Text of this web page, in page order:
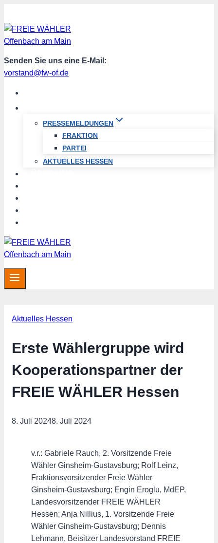
Inhalt
springen
Senden Sie uns eine E-Mail:
vorstand@fw-of.de
PRESSEMELDUNGEN
FRAKTION
PARTEI
AKTUELLES HESSEN
Aktuelles Hessen
Erste Wählergruppe wird
Kooperationspartner der
FREIE WÄHLER Hessen
8. Juli 20248. Juli 2024
v.r.: Gabriele Rauch, 2. Vorsitzende Freie
Wähler Ginsheim-Gustavsburg; Rolf Leinz,
Fraktionsvorsitzender Freie Wähler
Ginsheim-Gustavsburg; Engin Eroglu, MdEP,
Landesvorsitzender FREIE WÄHLER
Hessen; Anja Nillius, 1. Vorsitzende Freie
Wähler Ginsheim-Gustavsburg; Dennis
Lehmann, Beisitzer Landesvorstand FREIE